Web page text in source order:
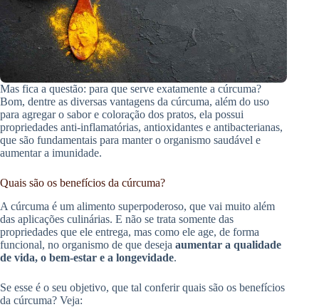
Mas fica a questão: para que serve exatamente a cúrcuma?
Bom, dentre as diversas vantagens da cúrcuma, além do uso
para agregar o sabor e coloração dos pratos, ela possui
propriedades anti-inflamatórias, antioxidantes e antibacterianas,
que são fundamentais para manter o organismo saudável e
aumentar a imunidade.
Quais são os benefícios da cúrcuma?
A cúrcuma é um alimento superpoderoso, que vai muito além
das aplicações culinárias. E não se trata somente das
propriedades que ele entrega, mas como ele age, de forma
funcional, no organismo de que deseja aumentar a qualidade
de vida, o bem-estar e a longevidade.
Se esse é o seu objetivo, que tal conferir quais são os benefícios
da cúrcuma? Veja: